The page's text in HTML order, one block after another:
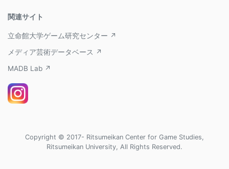
関連サイト
立命館大学ゲーム研究センター ↗
メディア芸術データベース ↗
MADB Lab ↗
Copyright © 2017- Ritsumeikan Center for Game Studies,
Ritsumeikan University, All Rights Reserved.